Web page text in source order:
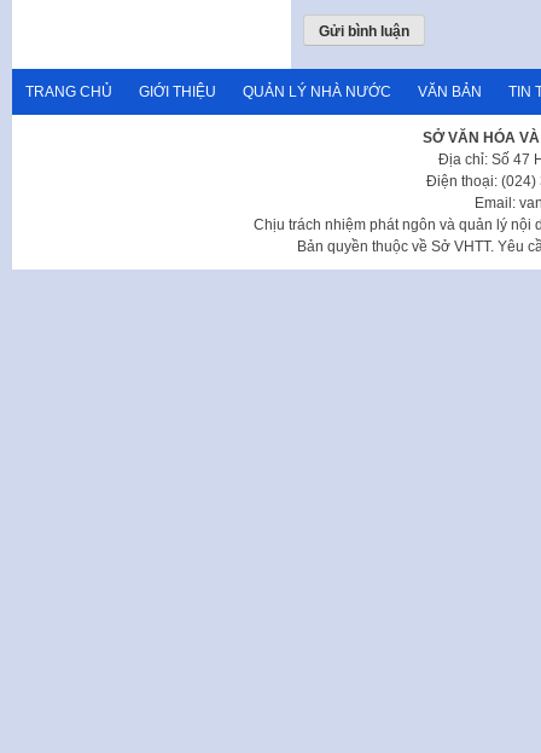
TRANG CHỦ GIỚI THIỆU QUẢN LÝ NHÀ NƯỚC VĂN BẢN TIN
SỞ VĂN HÓA
Địa chỉ: Số 47
Điện thoại: (024)
Email:
Chịu trách nhiệm phát ngôn và quản lý nội
Bản quyền thuộc về Sở VHTT. Yêu